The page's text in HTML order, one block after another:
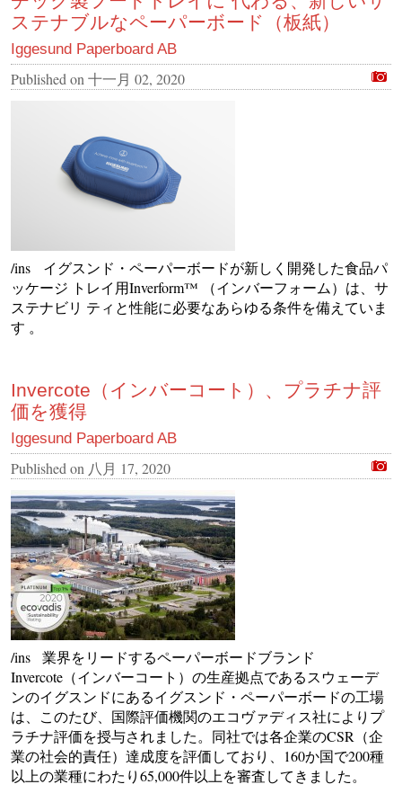
ステナブルなペーパーボード（板紙）
Iggesund Paperboard AB
Published on 十一月 02, 2020
/ins イグスンド・ペーパーボードが新しく開発した食品パ
ッケージ トレイ用Inverform™ （インバーフォーム）は、サ
ステナビリ ティと性能に必要なあらゆる条件を備えていま
す 。
Invercote（インバーコート）、プラチナ評
価を獲得
Iggesund Paperboard AB
Published on 八月 17, 2020
/ins 業界をリードするペーパーボードブランド
Invercote（インバーコート）の生産拠点であるスウェーデ
ンのイグスンドにあるイグスンド・ペーパーボードの工場
は、このたび、国際評価機関のエコヴァディス社によりプ
ラチナ評価を授与されました。同社では各企業のCSR（企
業の社会的責任）達成度を評価しており、160か国で200種
以上の業種にわたり65,000件以上を審査してきました。